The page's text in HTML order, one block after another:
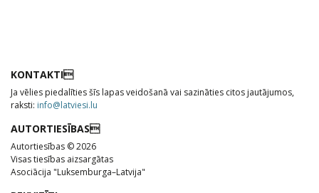
KONTAKTI
Ja vēlies piedalīties šīs lapas veidošanā vai sazināties citos jautājumos,
raksti: info@latviesi.lu
AUTORTIESĪBAS
Autortiesības © 2026
Visas tiesības aizsargātas
Asociācija "Luksemburga–Latvija"